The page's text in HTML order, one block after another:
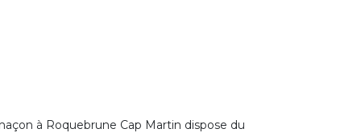
à Roquebrune Cap Martin dispose du